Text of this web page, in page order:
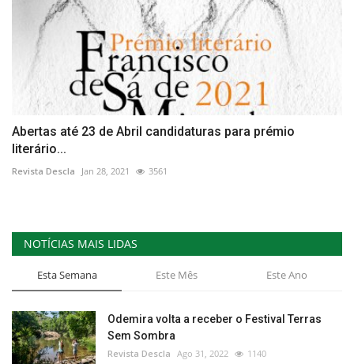
Abertas até 23 de Abril candidaturas para prémio
literário...
Revista Descla Jan 28, 2021 3561
NOTÍCIAS MAIS LIDAS
Esta Semana Este Mês Este Ano
Odemira volta a receber o Festival Terras
Sem Sombra
Revista Descla Ago 31, 2022 1140